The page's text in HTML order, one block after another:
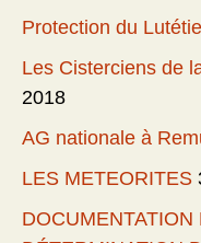
Protection du
Les Cisterciens de
2018
AG nationale à
LES METEORITES
DOCUMENTATION